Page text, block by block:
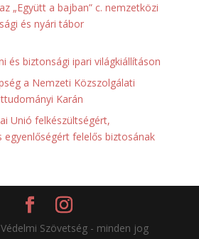
„Együtt a bajban” c. nemzetközi
és nyári tábor
és biztonsági ipari világkiállításon
a Nemzeti Közszolgálati
Karán
Unió felkészültségért,
egyenlőségért felelős biztosának
Szövetség - minden jog